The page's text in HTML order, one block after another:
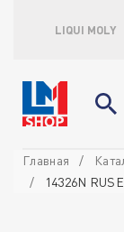
LIQUI MOLY
Главная
14326N